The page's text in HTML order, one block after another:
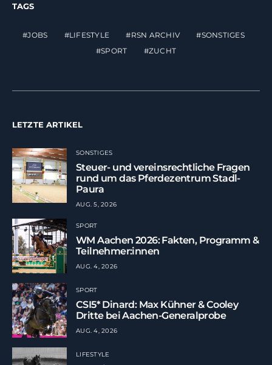
TAGS
JOBS LIFESTYLE RSN ARCHIV
SONSTIGES
SPORT
ZUCHT
LETZTE ARTIKEL
SONSTIGES
Steuer- und vereinsrechtliche Fragen
rund um das Pferdezentrum Stadl-
Paura
AUG. 5, 2026
SPORT
WM Aachen 2026: Fakten, Programm &
Teilnehmer:innen
AUG. 4, 2026
SPORT
CSI5* Dinard: Max Kühner & Cooley
Dritte bei Aachen-Generalprobe
AUG. 4, 2026
LIFESTYLE